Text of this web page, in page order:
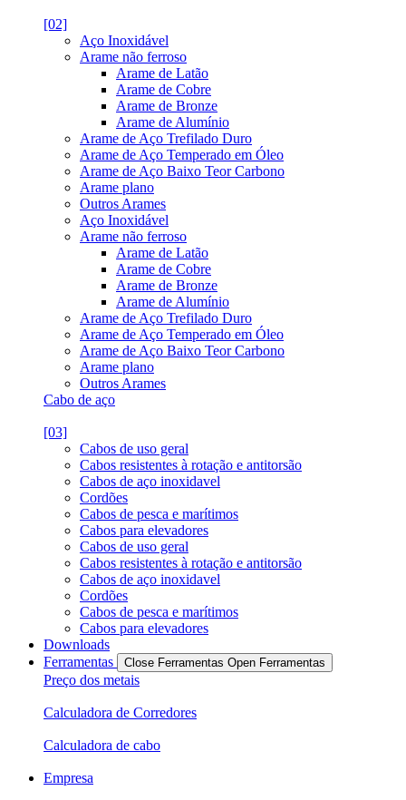
[02]
Aço Inoxidável
Arame não ferroso
Arame de Latão
Arame de Cobre
Arame de Bronze
Arame de Alumínio
Arame de Aço Trefilado Duro
Arame de Aço Temperado em Óleo
Arame de Aço Baixo Teor Carbono
Arame plano
Outros Arames
Aço Inoxidável
Arame não ferroso
Arame de Latão
Arame de Cobre
Arame de Bronze
Arame de Alumínio
Arame de Aço Trefilado Duro
Arame de Aço Temperado em Óleo
Arame de Aço Baixo Teor Carbono
Arame plano
Outros Arames
Cabo de aço
[03]
Cabos de uso geral
Cabos resistentes à rotação e antitorsão
Cabos de aço inoxidavel
Cordões
Cabos de pesca e marítimos
Cabos para elevadores
Cabos de uso geral
Cabos resistentes à rotação e antitorsão
Cabos de aço inoxidavel
Cordões
Cabos de pesca e marítimos
Cabos para elevadores
Downloads
Ferramentas
Close Ferramentas Open Ferramentas
Preço dos metais
Calculadora de Corredores
Calculadora de cabo
Empresa